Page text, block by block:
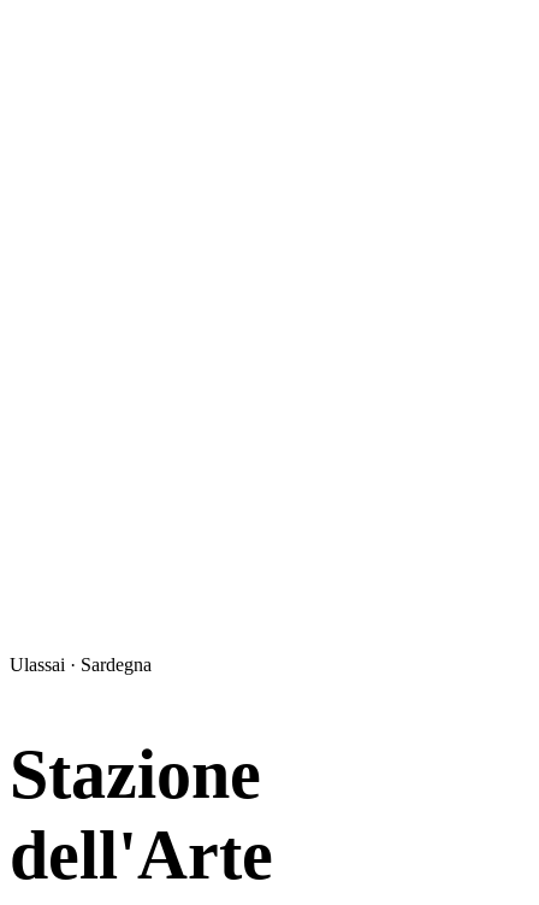
Ulassai · Sardegna
Stazione
dell'Arte